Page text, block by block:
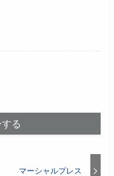
る
マーシャルプレス